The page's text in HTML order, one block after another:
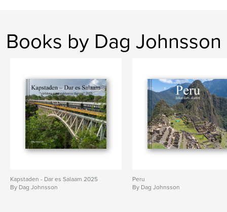
Books by Dag Johnsson
Kapstaden - Dar es Salaam 2025
By Dag Johnsson
Peru
By Dag Johnsson